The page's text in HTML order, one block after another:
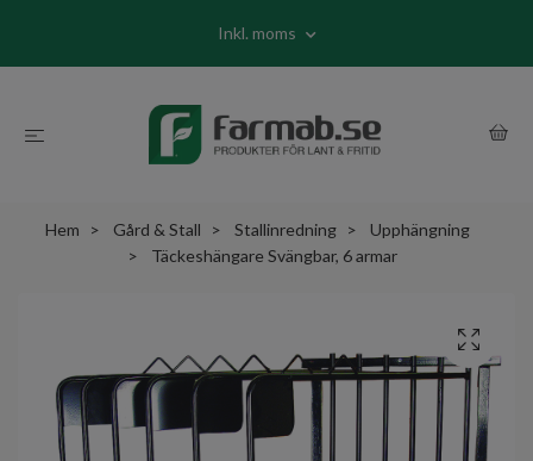
Inkl. moms
Hem Gård & Stall Stallinredning
Upphängning
Täckeshängare Svängbar, 6 armar